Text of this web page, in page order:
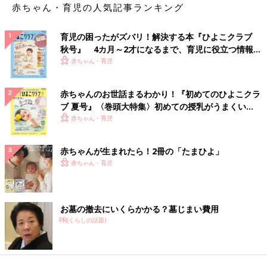
出典：Instagramアカウント「maru_ie.kurashi」
maru_ie.kurashiさんはダイソーの「ものしりカード カブトム
シ・クワガタムシ」を買ったそう。こちらの方はフォトアルバム
赤ちゃん・育児の人気記事ランキング
育児の困ったがズバリ！解決する本『ひよこクラブ
秋号』 4カ月～2才になるまで、育児に役立つ情報が
いっぱい！
赤ちゃん・育児
赤ちゃんのお世話まるわかり！『初めてのひよこクラ
ブ 夏号』〈巻頭大特集〉初めての授乳がうまくい
く！ おっぱい・ミルクの基本と夏のトラブル 解決テ
赤ちゃん・育児
赤ちゃんが生まれたら！2冊の「たまひよ」
赤ちゃん・育児
お墓の撤去にいくらかかる？墓じまい費用
PR(くらしの話題)